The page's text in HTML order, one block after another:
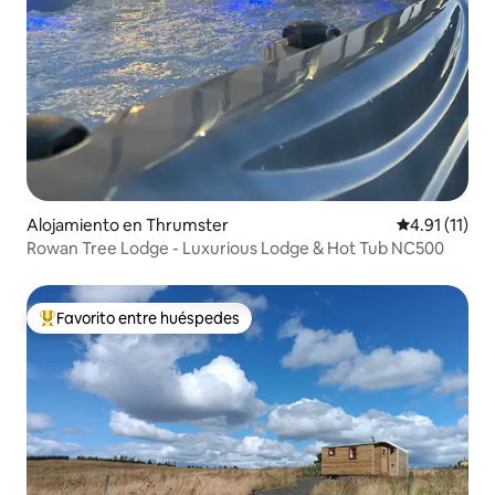
Alojamiento en Thrumster Calificación
4.91 (11)
Rowan Tree Lodge - Luxurious Lodge & Hot Tub NC500
Favorito entre huéspedes preferido
Favorito entre huéspedes